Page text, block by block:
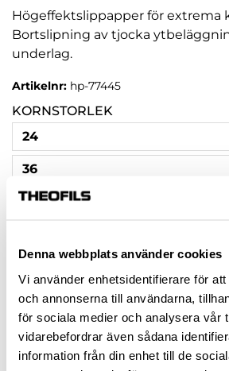
Denna webbplats använder cookies
Vi använder enhetsidentifierare för
och annonserna till användarna,
för sociala medier och analysera vår
vidarebefordrar även sådana
information från din enhet till de
Högeffektslippapper för extrema
Bortslipning av tjocka
underlag.
Artikelnr: hp-77445
KORNSTORLEK
24
36
50
Rensa val
st